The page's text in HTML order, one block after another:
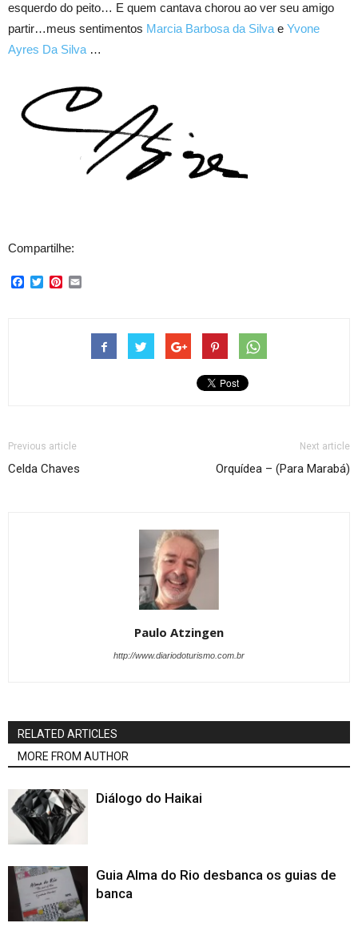
esquerdo do peito… E quem cantava chorou ao ver seu amigo
partir…meus sentimentos Marcia Barbosa da Silva e Yvone
Ayres Da Silva …
Compartilhe:
Facebook
TwitterPinterest
Previous article
Celda Chaves
Next article
Orquí­dea – (Para Marabá)
Paulo Atzingen
http://www.diariodoturismo.com.br
RELATED ARTICLES
MORE FROM AUTHOR
Diálogo do Haikai
Guia Alma do Rio desbanca os guias de
banca